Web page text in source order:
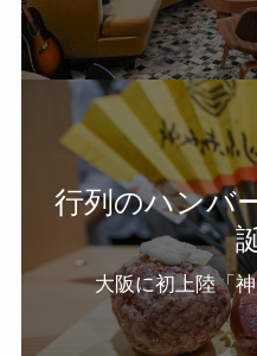
行列のハンバ
大阪に初上陸「